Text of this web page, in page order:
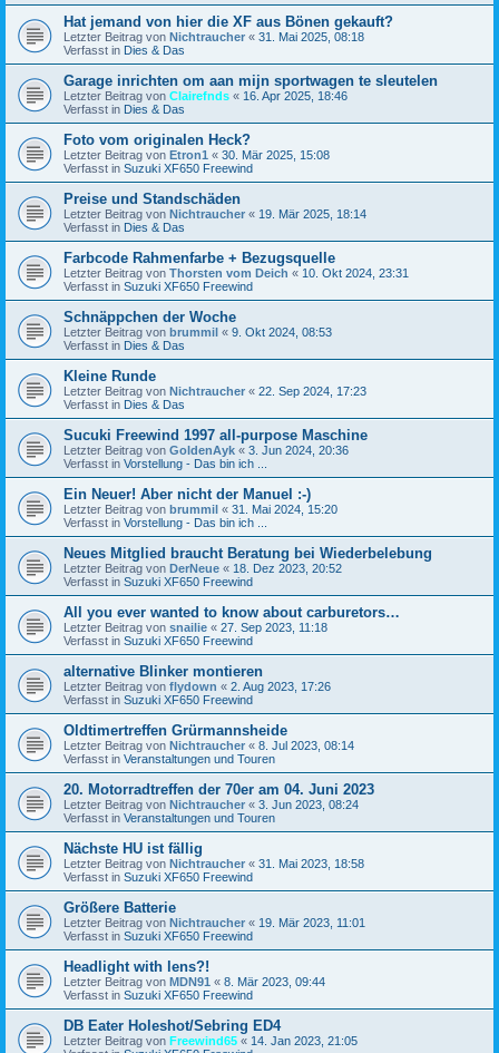
Hat jemand von hier die XF aus Bönen gekauft?
Letzter Beitrag von Nichtraucher « 31. Mai 2025, 08:18
Verfasst in Dies & Das
Garage inrichten om aan mijn sportwagen te sleutelen
Letzter Beitrag von Clairefnds « 16. Apr 2025, 18:46
Verfasst in Dies & Das
Foto vom originalen Heck?
Letzter Beitrag von Etron1 « 30. Mär 2025, 15:08
Verfasst in Suzuki XF650 Freewind
Preise und Standschäden
Letzter Beitrag von Nichtraucher « 19. Mär 2025, 18:14
Verfasst in Dies & Das
Farbcode Rahmenfarbe + Bezugsquelle
Letzter Beitrag von Thorsten vom Deich « 10. Okt 2024, 23:31
Verfasst in Suzuki XF650 Freewind
Schnäppchen der Woche
Letzter Beitrag von brummil « 9. Okt 2024, 08:53
Verfasst in Dies & Das
Kleine Runde
Letzter Beitrag von Nichtraucher « 22. Sep 2024, 17:23
Verfasst in Dies & Das
Sucuki Freewind 1997 all-purpose Maschine
Letzter Beitrag von GoldenAyk « 3. Jun 2024, 20:36
Verfasst in Vorstellung - Das bin ich ...
Ein Neuer! Aber nicht der Manuel :-)
Letzter Beitrag von brummil « 31. Mai 2024, 15:20
Verfasst in Vorstellung - Das bin ich ...
Neues Mitglied braucht Beratung bei Wiederbelebung
Letzter Beitrag von DerNeue « 18. Dez 2023, 20:52
Verfasst in Suzuki XF650 Freewind
All you ever wanted to know about carburetors…
Letzter Beitrag von snailie « 27. Sep 2023, 11:18
Verfasst in Suzuki XF650 Freewind
alternative Blinker montieren
Letzter Beitrag von flydown « 2. Aug 2023, 17:26
Verfasst in Suzuki XF650 Freewind
Oldtimertreffen Grürmannsheide
Letzter Beitrag von Nichtraucher « 8. Jul 2023, 08:14
Verfasst in Veranstaltungen und Touren
20. Motorradtreffen der 70er am 04. Juni 2023
Letzter Beitrag von Nichtraucher « 3. Jun 2023, 08:24
Verfasst in Veranstaltungen und Touren
Nächste HU ist fällig
Letzter Beitrag von Nichtraucher « 31. Mai 2023, 18:58
Verfasst in Suzuki XF650 Freewind
Größere Batterie
Letzter Beitrag von Nichtraucher « 19. Mär 2023, 11:01
Verfasst in Suzuki XF650 Freewind
Headlight with lens?!
Letzter Beitrag von MDN91 « 8. Mär 2023, 09:44
Verfasst in Suzuki XF650 Freewind
DB Eater Holeshot/Sebring ED4
Letzter Beitrag von Freewind65 « 14. Jan 2023, 21:05